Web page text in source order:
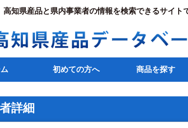
高知県産品と県内事業者の情報を検索できるサイト
初めての方へ 商品を探す
詳細